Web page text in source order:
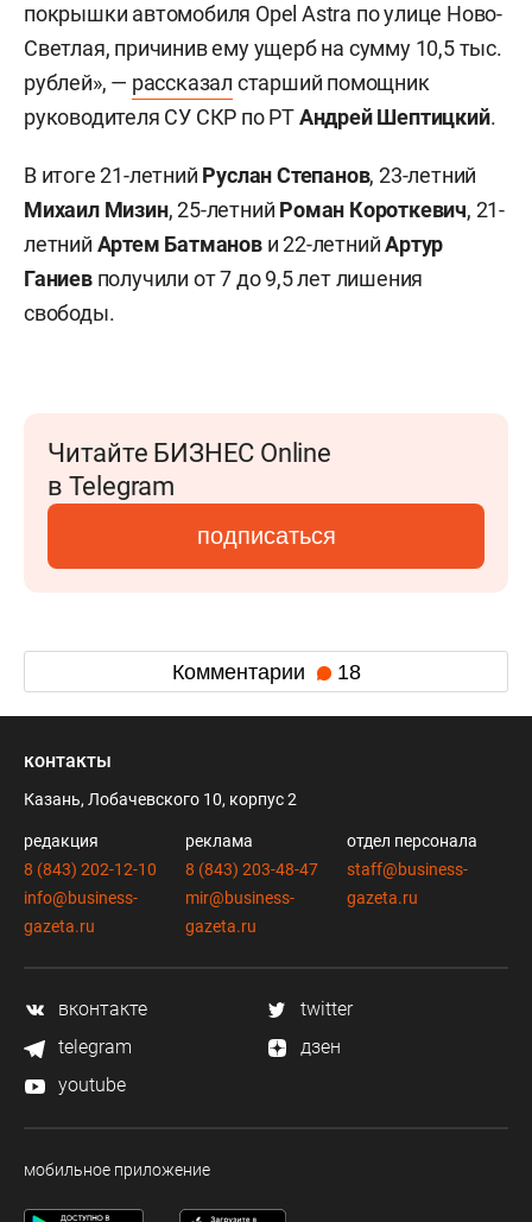
покрышки автомобиля Opel Astra по улице Ново-
Светлая, причинив ему ущерб на сумму 10,5 тыс.
рублей», — рассказал старший помощник
руководителя СУ СКР по РТАндрей Шептицкий.
В итоге 21-летний Руслан Степанов, 23-летний
Михаил Мизин, 25-летний Роман Короткевич, 21-
летний Артем Батманови 22-летнийАртур
Ганиевполучили от 7 до 9,5 лет лишения
свободы.
Читайте БИЗНЕС Online
в Telegram
подписаться
Комментарии 18
контакты
Казань, Лобачевского 10, корпус 2
редакция
8 (843) 202-12-10
info@business-
gazeta.ru
реклама
8 (843) 203-48-47
mir@business-
gazeta.ru
отдел персонала
staff@business-
gazeta.ru
вконтакте
twitter
telegram
дзен
youtube
мобильное приложение